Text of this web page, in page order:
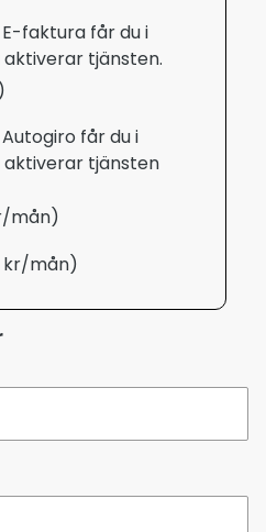
faktura får du i
tjänsten.
får du i
tjänsten
mån)
kr/mån)